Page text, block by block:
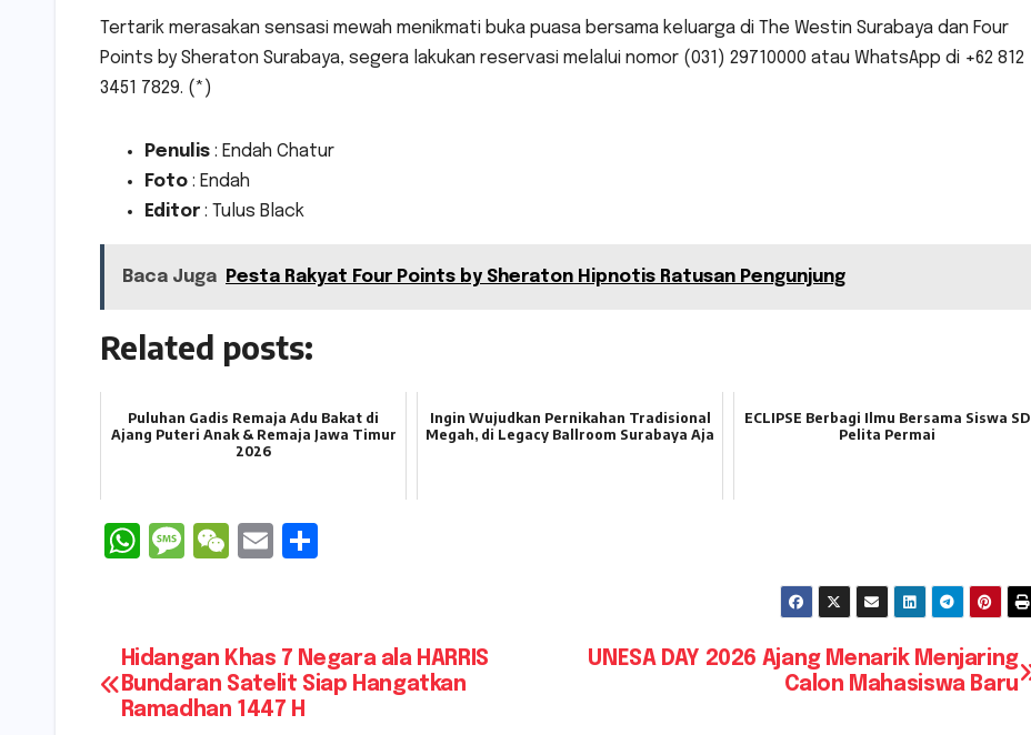
Tertarik merasakan sensasi mewah menikmati buka puasa bersama keluarga di The Westin Surabaya dan Four
Points by Sheraton Surabaya, segera lakukan reservasi melalui nomor (031) 29710000 atau WhatsApp di +62 812
3451 7829. (*)
Penulis : Endah Chatur
Foto : Endah
Editor : Tulus Black
Baca Juga Pesta Rakyat Four Points by Sheraton Hipnotis Ratusan Pengunjung
Related posts:
Puluhan Gadis Remaja Adu Bakat di
Ajang Puteri Anak & Remaja Jawa Timur
2026
Ingin Wujudkan Pernikahan Tradisional
Megah, di Legacy Ballroom Surabaya Aja
ECLIPSE Berbagi Ilmu Bersama Siswa SD
Pelita Permai
W
ts
A
p
M
s
a
g
W
h
a
t
E
l
e
Navigasi
pos
UNESA DAY 2026 Ajang Menarik Menjaring
Calon Mahasiswa Baru
Hidangan Khas 7 Negara ala HARRIS
Bundaran Satelit Siap Hangatkan
Ramadhan 1447 H